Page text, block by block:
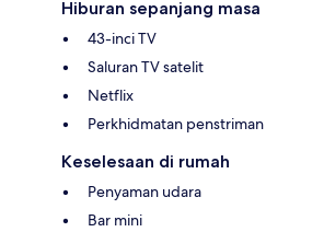
Hiburan sepanjang masa
43-inci TV
Saluran TV satelit
Netflix
Perkhidmatan penstriman
Keselesaan di rumah
Penyaman udara
Bar mini